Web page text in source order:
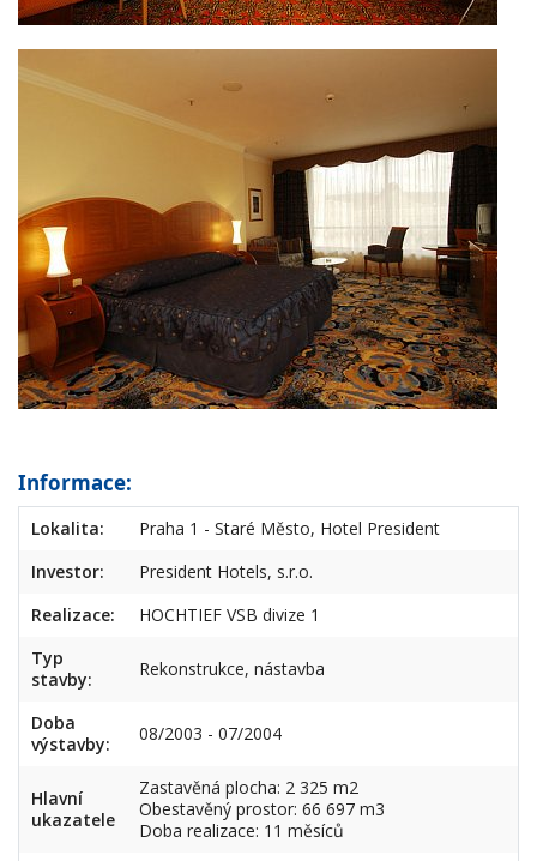
Informace:
Lokalita:
Praha 1 - Staré Město, Hotel President
Investor:
President Hotels, s.r.o.
Realizace:
HOCHTIEF VSB divize 1
Typ
stavby:
Rekonstrukce, nástavba
Doba
výstavby:
08/2003 - 07/2004
Hlavní
ukazatele
Zastavěná plocha: 2 325 m2
Obestavěný prostor: 66 697 m3
Doba realizace: 11 měsíců